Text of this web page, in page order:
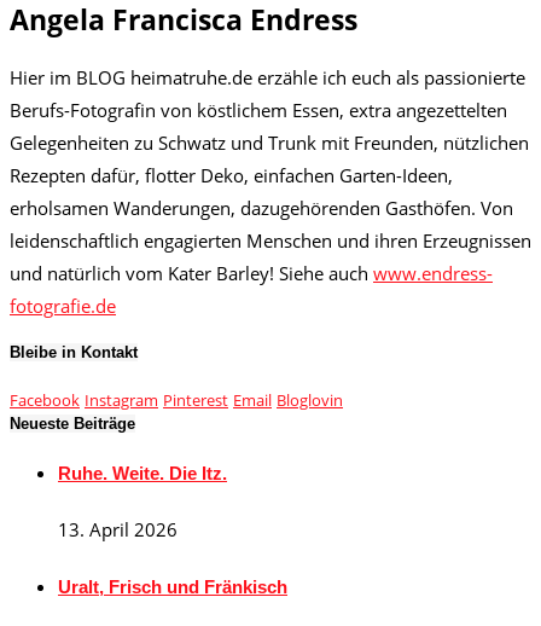
Angela Francisca Endress
Hier im BLOG heimatruhe.de erzähle ich euch als passionierte
Berufs-Fotografin von köstlichem Essen, extra angezettelten
Gelegenheiten zu Schwatz und Trunk mit Freunden, nützlichen
Rezepten dafür, flotter Deko, einfachen Garten-Ideen,
erholsamen Wanderungen, dazugehörenden Gasthöfen. Von
leidenschaftlich engagierten Menschen und ihren Erzeugnissen
und natürlich vom Kater Barley! Siehe auch www.endress-
fotografie.de
Bleibe in Kontakt
Facebook Instagram Pinterest Email Bloglovin
Neueste Beiträge
Ruhe. Weite. Die Itz.
13. April 2026
Uralt, Frisch und Fränkisch